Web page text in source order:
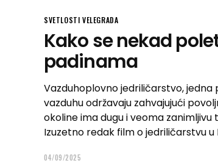
SVETLOSTI VELEGRADA
Kako se nekad
padinama
Vazduhoplovno jedriličarstvo,
vazduhu održavaju zahvajujući
okoline ima dugu i veoma zanimljivu
Izuzetno redak film o jedriličarstvu u
04/09/2025